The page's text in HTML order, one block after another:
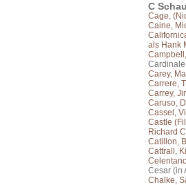
C
Cage,
Caine,
als Hank
Carey,
Carrere,
Carrey,
Caruso,
Cassel,
Castle
Richard
Catillon,
Cattrall,
Cesar (in
Chalke,